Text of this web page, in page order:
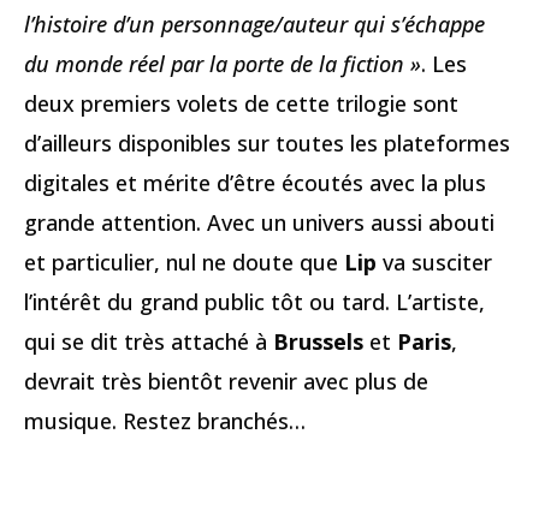
l’histoire d’un personnage/auteur qui s’échappe
du monde réel par la porte de la fiction ». Les
deux premiers volets de cette trilogie sont
d’ailleurs disponibles sur toutes les plateformes
digitales et mérite d’être écoutés avec la plus
grande attention. Avec un univers aussi abouti
et particulier, nul ne doute que Lip va susciter
l’intérêt du grand public tôt ou tard. L’artiste,
qui se dit très attaché à Brussels et Paris,
devrait très bientôt revenir avec plus de
musique. Restez branchés…